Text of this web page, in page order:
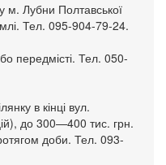
Лубни Полтавської
Тел. 095-904-79-24.
передмісті. Тел. 050-
в кінці вул.
до 300—400 тис. грн.
доби. Тел. 093-